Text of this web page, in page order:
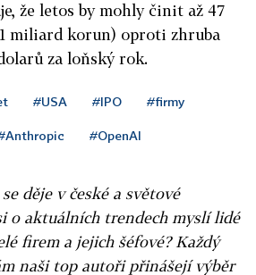
že letos by mohly činit až 47
miliard korun) oproti zhruba
za loňský rok.
#USA #IPO #firmy
#OpenAI
děje v české a světové
o aktuálních trendech myslí lidé
firem a jejich šéfové? Každý
naši top autoři přinášejí výběr